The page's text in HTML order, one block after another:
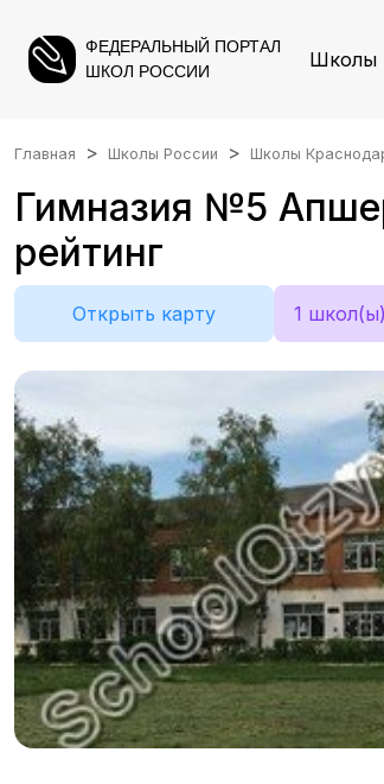
ФЕДЕРАЛЬНЫЙ ПОРТАЛ
ШКОЛ РОССИИ
Школы
Главная Школы России Школы
Гимназия №5
рейтинг
Открыть карту 1